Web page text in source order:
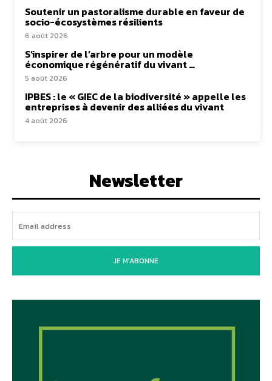
Soutenir un pastoralisme durable en faveur de
socio-écosystèmes résilients
6 août 2026
S’inspirer de l’arbre pour un modèle
économique régénératif du vivant …
5 août 2026
IPBES : le « GIEC de la biodiversité » appelle les
entreprises à devenir des alliées du vivant
4 août 2026
Newsletter
JE M'ABONNE